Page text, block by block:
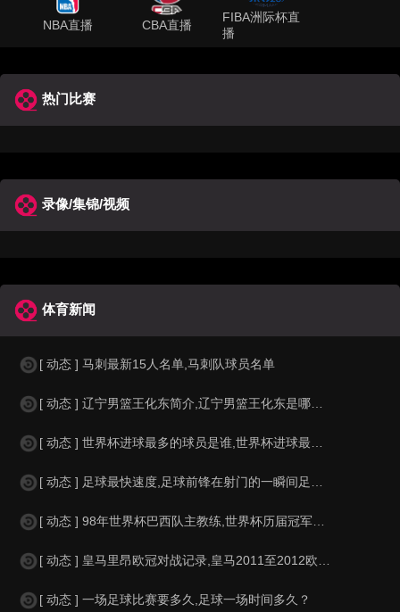
NBA直播 CBA直播
FIBA洲际杯直
播
热门比赛
录像/集锦/视频
体育新闻
[ 动态 ] 马刺最新15人名单,马刺队球员名单
[ 动态 ] 辽宁男篮王化东简介,辽宁男篮王化东是哪里人？
[ 动态 ] 世界杯进球最多的球员是谁,世界杯进球最多的球员是谁？
[ 动态 ] 足球最快速度,足球前锋在射门的一瞬间足球的速度有多快？？
[ 动态 ] 98年世界杯巴西队主教练,世界杯历届冠军球队教练
[ 动态 ] 皇马里昂欧冠对战记录,皇马2011至2012欧冠赛程&nbs
[ 动态 ] 一场足球比赛要多久,足球一场时间多久？